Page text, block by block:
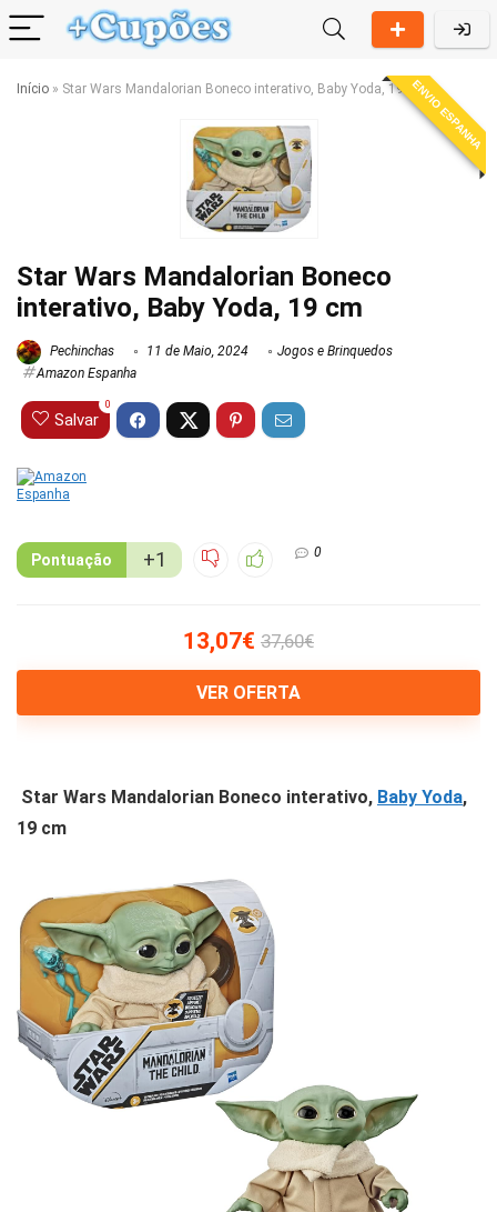
Início » Star Wars Mandalorian Boneco interativo, Baby Yoda, 19 cmENVIO ESPANHA
Star Wars Mandalorian Boneco
interativo, Baby Yoda, 19 cm
Pechinchas 11 de Maio, 2024
Jogos e Brinquedos
Amazon Espanha
Salvar
0
Pontuação +1 0
13,07€ 37,60€
VER OFERTA
Star Wars Mandalorian Boneco interativo, Baby Yoda,
19 cm